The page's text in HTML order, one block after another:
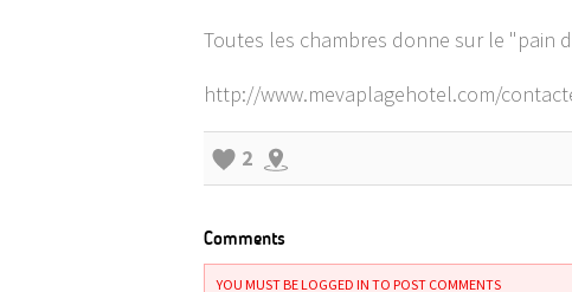
Toutes les chambres donne sur le "pain
http://www.mevaplagehotel.com/
2
Comments
YOU MUST BE LOGGED IN TO POST COMMENTS